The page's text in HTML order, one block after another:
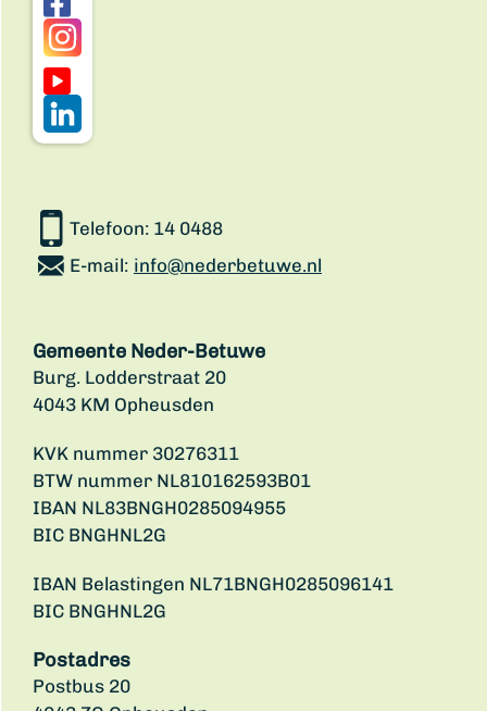
Telefoon: 14 0488
E-mail: info@nederbetuwe.nl
Gemeente Neder-Betuwe
Burg. Lodderstraat 20
4043 KM Opheusden
KVK nummer 30276311
BTW nummer NL810162593B01
IBAN NL83BNGH0285094955
BIC BNGHNL2G
IBAN Belastingen NL71BNGH0285096141
BIC BNGHNL2G
Postadres
Postbus 20